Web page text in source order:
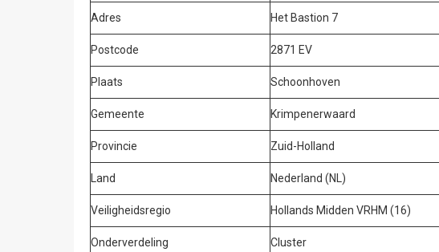
Adres Het Bastion 7
Postcode 2871 EV
Plaats Schoonhoven
Gemeente Krimpenerwaard
Provincie Zuid-Holland
Land Nederland (NL)
Veiligheidsregio Hollands Midden VRHM (16)
Onderverdeling Cluster